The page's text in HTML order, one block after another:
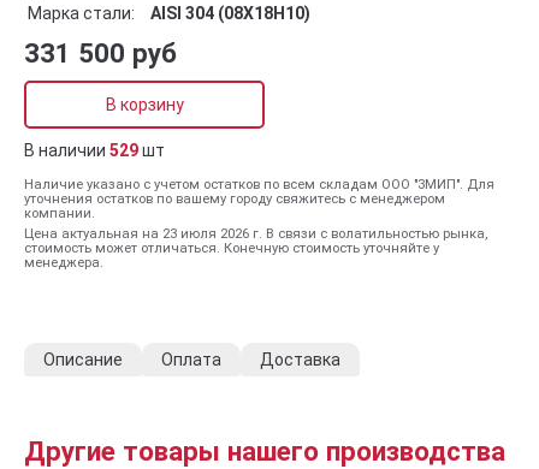
Марка стали:
AISI 304 (08Х18Н10)
331 500 руб
В корзину
В наличии 529шт
Наличие указано с учетом остатков по всем складам ООО "ЗМИП". Для
уточнения остатков по вашему городу свяжитесь с менеджером
компании.
Цена актуальная на 23 июля 2026 г. В связи с волатильностью рынка,
стоимость может отличаться. Конечную стоимость уточняйте у
менеджера.
Описание Оплата Доставка
Другие товары нашего производства